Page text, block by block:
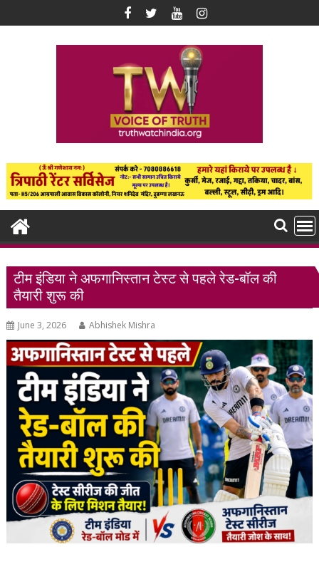
to
टीम इंडिया ने अफगानिस्तान टेस्ट से पहले रेड-बॉल की
तैयारी शुरू की
June 3, 2026 Abhishek Mishra